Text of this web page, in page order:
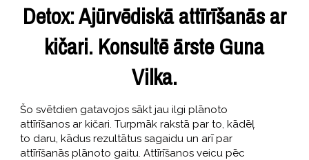
Detox: Ajūrvēdiskā attīrīšanās ar
kičari. Konsultē ārste Guna
Vilka.
Šo svētdien gatavojos sākt jau ilgi plānoto
attīrīšanos ar kičari. Turpmāk rakstā par to, kādēļ
to daru, kādus rezultātus sagaidu un arī par
attīrīšanās plānoto gaitu. Attīrīšanos veicu pēc